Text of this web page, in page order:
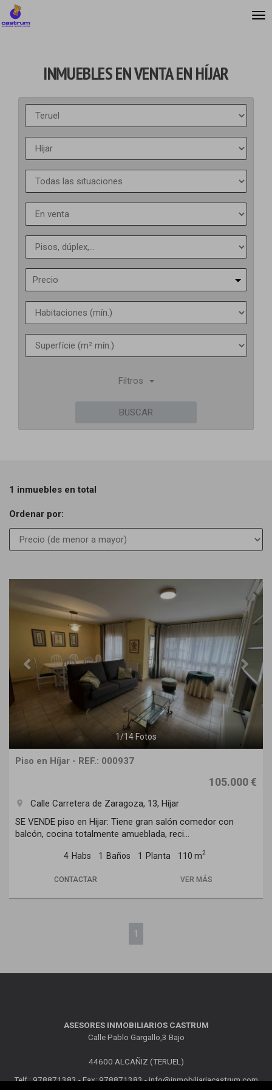
INMUEBLES EN VENTA EN HÍJAR
Precio
Filtros
BUSCAR
1 inmuebles en total
Ordenar por:
Next
1 /14 Fotos
Piso en Híjar - REF.: 000937
105.000 €
room
Calle Carretera de Zaragoza, 13, Híjar
SE VENDE piso en Hijar: Tiene gran salón comedor con
balcón, cocina totalmente amueblada, reci...
4 Habs 1 Baños 1 Planta 110 m2
CONTACTAR VER MÁS
1
ASESORES INMOBILIARIOS CASTRUM
Calle Pablo Gargallo,3 Bajo
44600 ALCAÑIZ (TERUEL)
Telf.: 978871383 - Fax: 978871383 -info@inmobiliariacastrum.com